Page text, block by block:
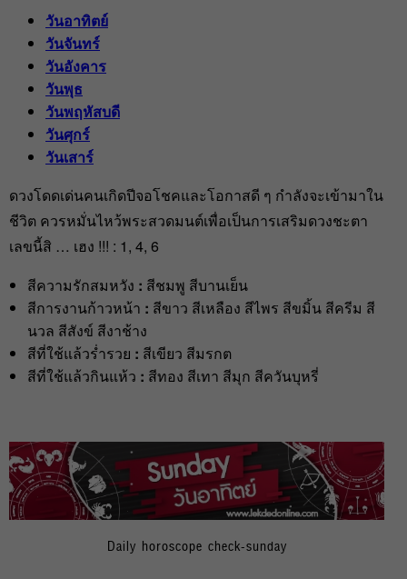
วันอาทิตย์
วันจันทร์
วันอังคาร
วันพุธ
วันพฤหัสบดี
วันศุกร์
วันเสาร์
ดวงโดดเด่นคนเกิดปีจอโชคและโอกาสดี ๆ กำลังจะเข้ามาใน
ชีวิต ควรหมั่นไหว้พระสวดมนต์เพื่อเป็นการเสริมดวงชะตา
เลขนี้สิ … เฮง !!! : 1, 4, 6
สีความรักสมหวัง : สีชมพู สีบานเย็น
สีการงานก้าวหน้า : สีขาว สีเหลือง สีไพร สีขมิ้น สีครีม สี
นวล สีสังข์ สีงาช้าง
สีที่ใช้แล้วร่ำรวย : สีเขียว สีมรกต
สีที่ใช้แล้วกินแห้ว : สีทอง สีเทา สีมุก สีควันบุหรี่
Daily horoscope check-sunday